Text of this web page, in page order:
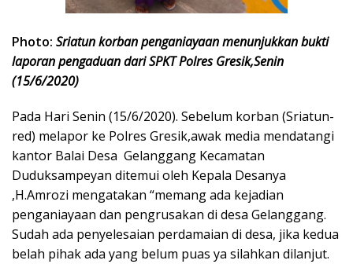
Photo: Sriatun korban penganiayaan menunjukkan bukti
laporan pengaduan dari SPKT Polres Gresik,Senin
(15/6/2020)
Pada Hari Senin (15/6/2020). Sebelum korban (Sriatun-
red) melapor ke Polres Gresik,awak media mendatangi
kantor Balai Desa Gelanggang Kecamatan
Duduksampeyan ditemui oleh Kepala Desanya
,H.Amrozi mengatakan “memang ada kejadian
penganiayaan dan pengrusakan di desa Gelanggang.
Sudah ada penyelesaian perdamaian di desa, jika kedua
belah pihak ada yang belum puas ya silahkan dilanjut.